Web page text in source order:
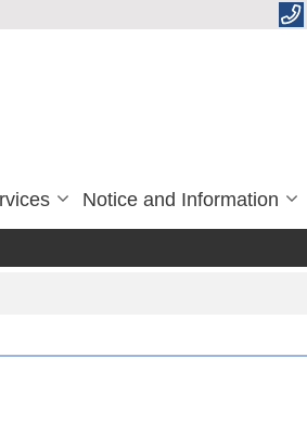
Notice and Information